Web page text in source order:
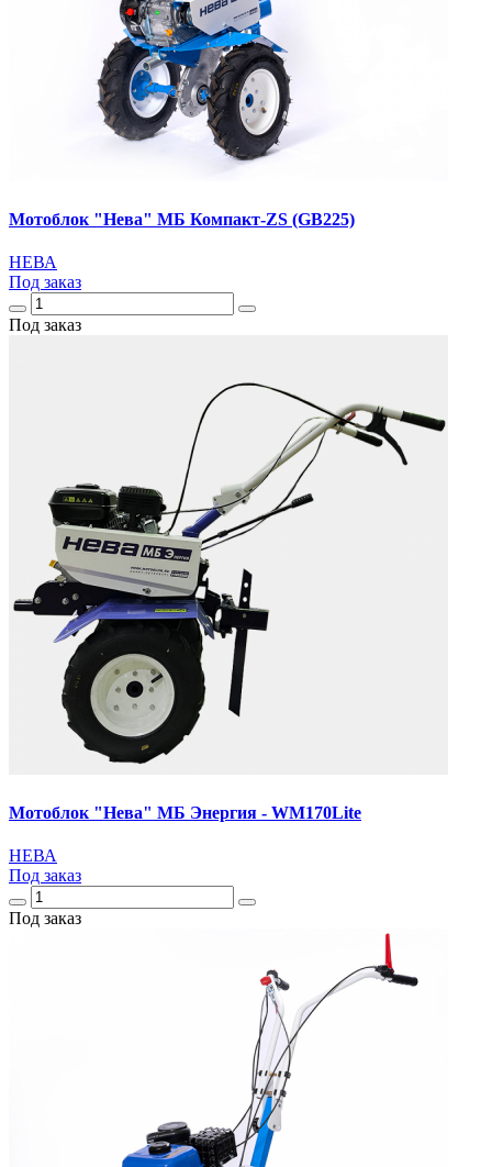
Мотоблок "Нева" МБ Компакт-ZS (GB225)
НЕВА
Под заказ
Под заказ
Мотоблок "Нева" МБ Энергия - WM170Lite
НЕВА
Под заказ
Под заказ